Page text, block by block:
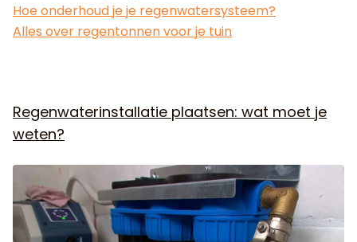
Hoe onderhoud je je regenwatersysteem?
Alles over regentonnen voor je tuin
Regenwaterinstallatie plaatsen: wat moet je
weten?